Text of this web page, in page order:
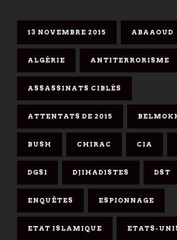
13 NOVEMBRE 2015 ABAAOUD
ALGÉRIE ANTITERRORISME
ASSASSINATS CIBLÉS
ATTENTATS DE 2015
BUSH CHIRAC CIA
DGSI DJIHADISTES DST
ENQUÊTES ESPIONNAGE
ETAT ISLAMIQUE ETATS-